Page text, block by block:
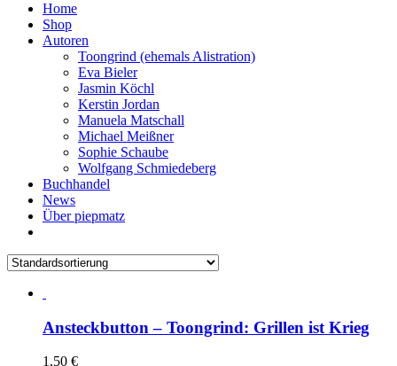
Home
Shop
Autoren
Toongrind (ehemals Alistration)
Eva Bieler
Jasmin Köchl
Kerstin Jordan
Manuela Matschall
Michael Meißner
Sophie Schaube
Wolfgang Schmiedeberg
Buchhandel
News
Über piepmatz
Ansteckbutton – Toongrind: Grillen ist Krieg
1,50 €